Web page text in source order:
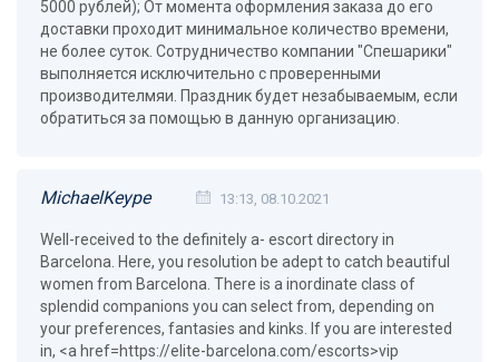
5000 рублей); От момента оформления заказа до его
доставки проходит минимальное количество времени,
не более суток. Сотрудничество компании "Спешарики"
выполняется исключительно с проверенными
производителмяи. Праздник будет незабываемым, если
обратиться за помощью в данную организацию.
MichaelKeype 13:13, 08.10.2021
Well-received to the definitely a- escort directory in
Barcelona. Here, you resolution be adept to catch beautiful
women from Barcelona. There is a inordinate class of
splendid companions you can select from, depending on
your preferences, fantasies and kinks. If you are interested
in, <a href=https://elite-barcelona.com/escorts>vip